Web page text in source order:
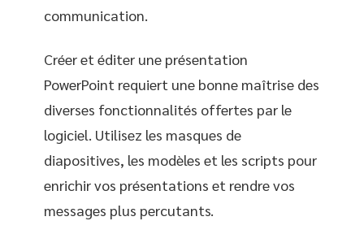
communication.
Créer et éditer une présentation
PowerPoint requiert une bonne maîtrise des
diverses fonctionnalités offertes par le
logiciel. Utilisez les masques de
diapositives, les modèles et les scripts pour
enrichir vos présentations et rendre vos
messages plus percutants.